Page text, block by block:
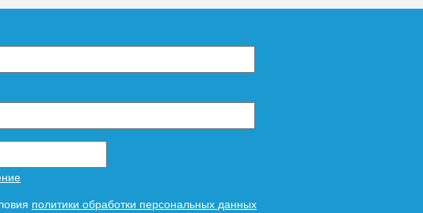
политики обработки персональных данных